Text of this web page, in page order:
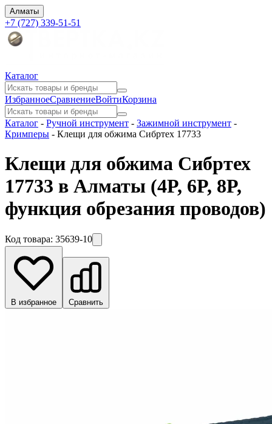
Алматы
+7 (727) 339-51-51
Каталог
ИзбранноеСравнениеВойтиКорзина
Каталог - Ручной инструмент - Зажимной инструмент -
Кримперы - Клещи для обжима Сибртех 17733
Клещи для обжима Сибртех
17733 в Алматы (4P, 6P, 8P,
функция обрезания проводов)
Код товара: 35639-10
В избранное Сравнить